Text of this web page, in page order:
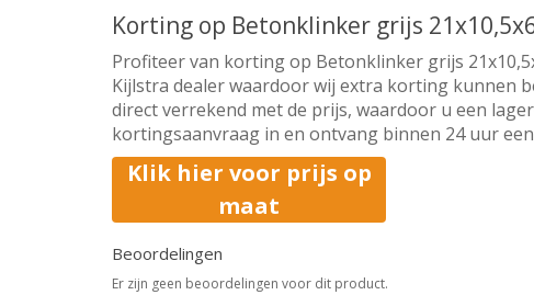
Korting op Betonklinker grijs
Profiteer van korting op Betonklinker grijs
Kijlstra dealer waardoor wij extra korting kunnen
direct verrekend met de prijs, waardoor u een
kortingsaanvraag in en ontvang binnen 24 uur
Klik hier voor prijs op
maat
Beoordelingen
Er zijn geen beoordelingen voor dit product.